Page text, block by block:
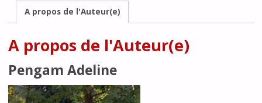
A propos de l'Auteur(e)
A propos de l'Auteur(e)
Pengam Adeline